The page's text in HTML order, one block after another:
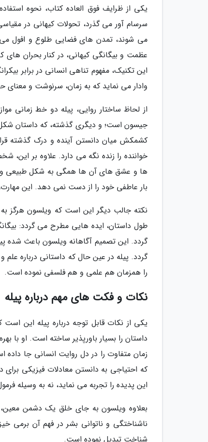
یکی از ظرایف فوق العاده کتاب، نحوه
سرسام آور می گذرد، تحولات کیهانی در
می شوند، تمدن های فضایی طلوع و افول
عظمت و بیگانگی کیهانی، در کنار بحران
این تکنیک، مفهوم تناهی انسانی در برابر
وادار می نماید که به زمان، سرنوشت و معنای
از لحاظ ساختار روایی، پیله دو خط زمانی
جیسون است؛ و دیگری گذشته، که داستان شکل
کشمکش میان دانستن آینده و درک گذشته
خواننده را زنده نگه می دارد. علاوه بر
ها و عشق های آن ها همگی به شکل طبیعی و
بار عاطفی خود را از دست نمی دهد. این
نکته جالب دیگر این است که ویلسون هرگز
طول داستان، ایده هایی مطرح می گردد:
گردد. این تصمیم آگاهانه ویلسون باعث شده
گردد. پیله در عین حال که داستانی درباره
را همزمان هم علمی و هم فلسفی نموده است.
نکات و فکت های مهم درباره پیله
یکی از نکات قابل توجه درباره پیله این
داستان را بسیار باورپذیر ساخته است. او با
زمان متفاوت را در دل روایت انسانی جا داده
که احتیاجی به دانستن معادلات فیزیکی
این پدیده را تجربه می نماید، نه به وسیله
بعلاوه ویلسون به جای خلق یک دشمن معین،
ناشناختگی و ناتوانی بشر در فهم آن برمی
شناخت تبدیل نموده است.